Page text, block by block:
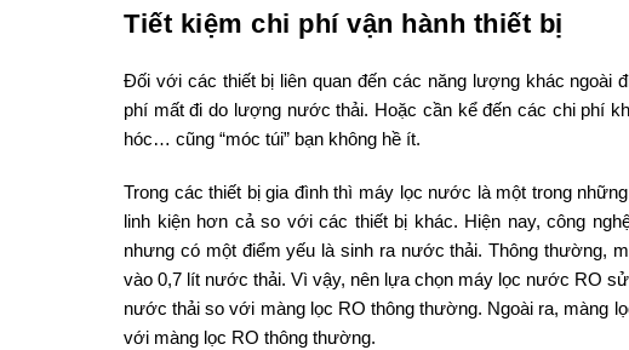
Tiết kiệm chi phí vận hành thiết bị
Đối với các thiết bị liên quan đến các năng lượng khác
phí mất đi do lượng nước thải. Hoặc cần kể đến các chi phí
hóc… cũng “móc túi” bạn không hề ít.
Trong các thiết bị gia đình thì máy lọc nước là một trong
linh kiện hơn cả so với các thiết bị khác. Hiện nay, công
nhưng có một điểm yếu là sinh ra nước thải. Thông thường,
vào 0,7 lít nước thải. Vì vậy, nên lựa chọn máy lọc nước RO
nước thải so với màng lọc RO thông thường. Ngoài ra, màng
với màng lọc RO thông thường.